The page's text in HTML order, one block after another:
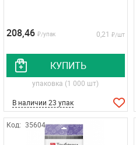
208,46 ₽/упак 0,21 ₽/шт
КУПИТЬ
упаковка (1 000 шт)
В наличии 23 упак
Код: 35604